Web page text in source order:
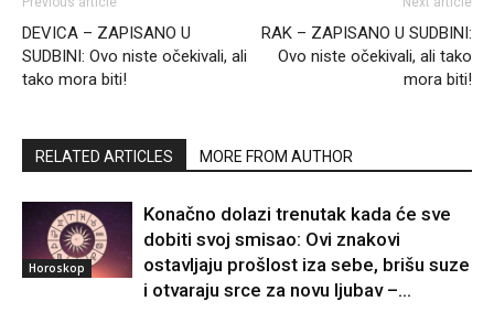
DEVICA – ZAPISANO U
SUDBINI: Ovo niste očekivali, ali
tako mora biti!
RAK – ZAPISANO U SUDBINI:
Ovo niste očekivali, ali tako
mora biti!
RELATED ARTICLES MORE FROM AUTHOR
Horoskop
Konačno dolazi trenutak kada će sve
dobiti svoj smisao: Ovi znakovi
ostavljaju prošlost iza sebe, brišu suze
i otvaraju srce za novu ljubav –...